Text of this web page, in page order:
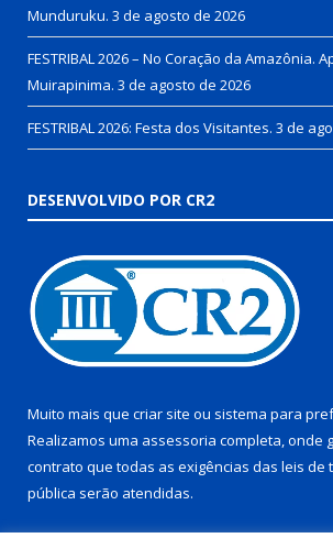
Munduruku. 3 de agosto de 2026
FESTRIBAL 2026 – No Coração da Amazônia.
Muirapinima. 3 de agosto de 2026
FESTRIBAL 2026: Festa dos Visitantes. 3 de
DESENVOLVIDO POR CR2
Muito mais que criar site ou sistema para
Realizamos uma assessoria completa, onde
contrato que todas as exigências das leis de
pública serão atendidas.